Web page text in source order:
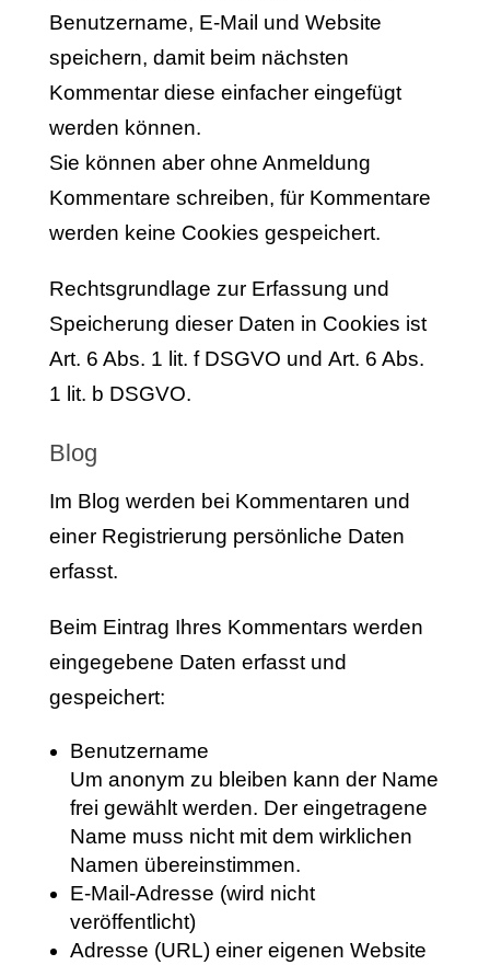
Benutzername, E-Mail und Website
speichern, damit beim nächsten
Kommentar diese einfacher eingefügt
werden können.
Sie können aber ohne Anmeldung
Kommentare schreiben, für Kommentare
werden keine Cookies gespeichert.
Rechtsgrundlage zur Erfassung und
Speicherung dieser Daten in Cookies ist
Art. 6 Abs. 1 lit. f DSGVO und Art. 6 Abs.
1 lit. b DSGVO.
Blog
Im Blog werden bei Kommentaren und
einer Registrierung persönliche Daten
erfasst.
Beim Eintrag Ihres Kommentars werden
eingegebene Daten erfasst und
gespeichert:
Benutzername
Um anonym zu bleiben kann der Name
frei gewählt werden. Der eingetragene
Name muss nicht mit dem wirklichen
Namen übereinstimmen.
E-Mail-Adresse (wird nicht
veröffentlicht)
Adresse (URL) einer eigenen Website